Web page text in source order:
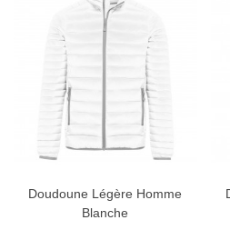
Doudoune Légère Homme
Blanche